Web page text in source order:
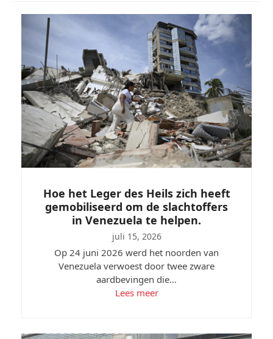
Hoe het Leger des Heils zich heeft
gemobiliseerd om de slachtoffers
in Venezuela te helpen.
juli 15, 2026
Op 24 juni 2026 werd het noorden van
Venezuela verwoest door twee zware
aardbevingen die…
Lees meer